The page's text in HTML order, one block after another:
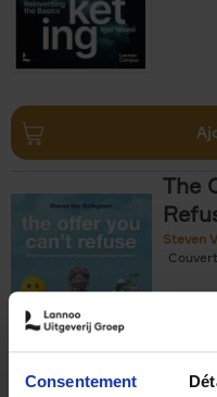
Consentement
The
Steven
€